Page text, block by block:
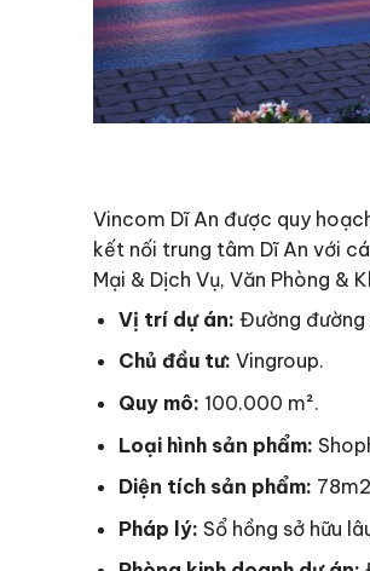
Vincom Dĩ An được quy
kết nối trung tâm Dĩ An với
Mại & Dịch Vụ, Văn Phòng &
Vị trí dự án: Đường đường
Chủ đầu tư: Vingroup.
Quy mô: 100.000 m².
Loại hình sản phẩm:
Diện tích sản phẩm:
Pháp lý: Sổ hồng sở hữu